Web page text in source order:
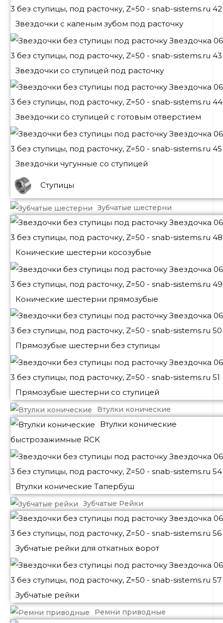
Звездочки с каленым зубом под расточку
Звездочки со ступицей под расточку
Звездочки со ступицей с готовым отверстием
Звездочки чугунные со ступицей
Ступицы
Зубчатые шестерни
Конические шестерни косозубые
Конические шестерни прямозубые
Прямозубые шестерни без ступицы
Прямозубые шестерни со ступицей
Втулки конические
Втулки конические
быстрозажимные RCK
Втулки конические Тапербуш
Зубчатые Рейки
Зубчатые рейки для откатных ворот
Зубчатые рейки
Ремни приводные